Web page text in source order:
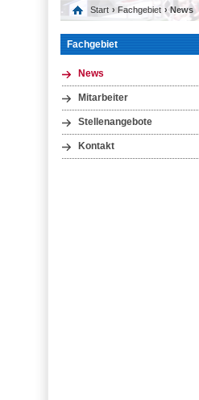
Start › Fachgebiet › News
Fachgebiet
News
Mitarbeiter
Stellenangebote
Kontakt